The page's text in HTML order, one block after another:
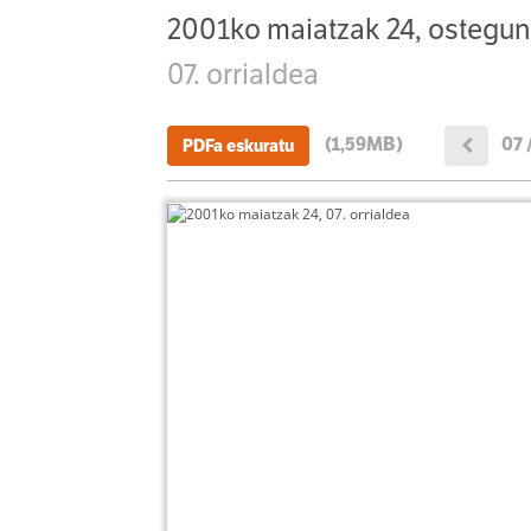
2001ko maiatzak 24,
07. orrialdea
PDFa eskuratu (1,59MB) 07